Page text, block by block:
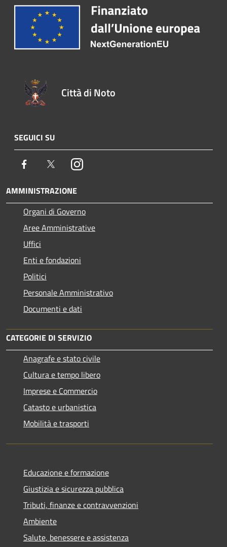
Città di Noto
SEGUICI SU
Facebook TwitterInstagram
AMMINISTRAZIONE
Organi di Governo
Aree Amministrative
Uffici
Enti e fondazioni
Politici
Personale Amministrativo
Documenti e dati
CATEGORIE DI SERVIZIO
Anagrafe e stato civile
Cultura e tempo libero
Imprese e Commercio
Catasto e urbanistica
Mobilità e trasporti
Educazione e formazione
Giustizia e sicurezza pubblica
Tributi, finanze e contravvenzioni
Ambiente
Salute, benessere e assistenza